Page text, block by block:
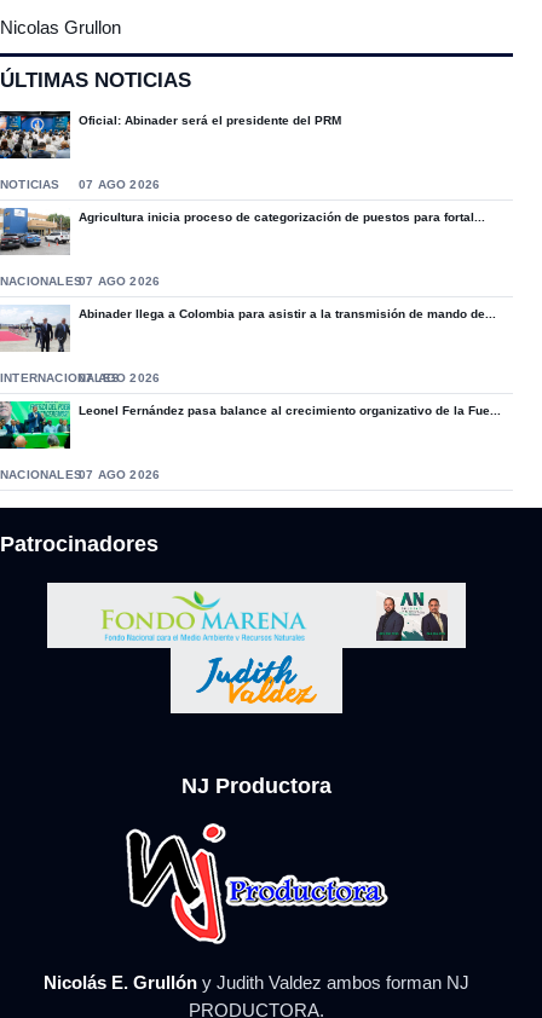
Nicolas Grullon
ÚLTIMAS NOTICIAS
Oficial: Abinader será el presidente del PRM
NOTICIAS 07 AGO 2026
Agricultura inicia proceso de categorización de puestos para fortal...
NACIONALES07 AGO 2026
Abinader llega a Colombia para asistir a la transmisión de mando de...
INTERNACIONALES07 AGO 2026
Leonel Fernández pasa balance al crecimiento organizativo de la Fue...
NACIONALES07 AGO 2026
Patrocinadores
NJ Productora
Nicolás E. Grullón y Judith Valdez ambos forman NJ
PRODUCTORA.